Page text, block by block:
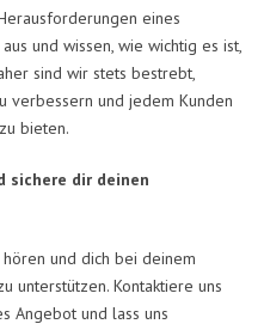
eines
und wissen, wie wichtig es ist,
sind wir stets bestrebt,
verbessern und jedem Kunden
bieten.
sichere dir deinen
und dich bei deinem
unterstützen. Kontaktiere uns
Angebot und lass uns